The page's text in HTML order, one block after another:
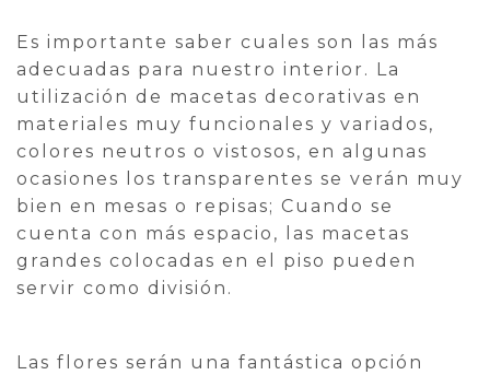
Es importante saber cuales son las más
adecuadas para nuestro interior. La
utilización de macetas decorativas en
materiales muy funcionales y variados,
colores neutros o vistosos, en algunas
ocasiones los transparentes se verán muy
bien en mesas o repisas; Cuando se
cuenta con más espacio, las macetas
grandes colocadas en el piso pueden
servir como división.
Las flores serán una fantástica opción